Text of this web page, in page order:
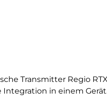
des Bildes.
Transmitter Regio
in einem